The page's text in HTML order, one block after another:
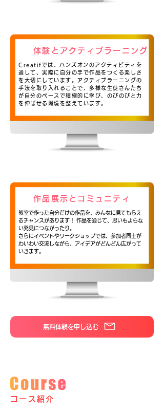
体験とアクティブラーニング
Creatifでは、ハンズオンのアクティビティを
通して、実際に自分の手で作品をつくる楽しさ
を大切にしています。アクティブラーニングの
手法を取り入れることで、多様な生徒さんたち
が自分のペースで積極的に学び、のびのびと力
を伸ばせる環境を整えています。
作品展示とコミュニティ
教室で作った自分だけの作品を、みんなに見てもらえ
るチャンスがあります！ 作品を通じて、思いもよらな
い発見につながったり。
さらにイベントやワークショップでは、参加者同士が
わいわい交流しながら、アイデアがどんどん広がって
いきます。
無料体験を申し込む
コース紹介